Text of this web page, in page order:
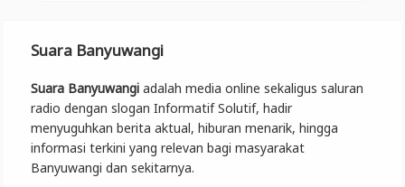
Suara Banyuwangi
Suara Banyuwangiadalah media online sekaligus saluran
radio dengan slogan Informatif Solutif, hadir
menyuguhkan berita aktual, hiburan menarik, hingga
informasi terkini yang relevan bagi masyarakat
Banyuwangi dan sekitarnya.